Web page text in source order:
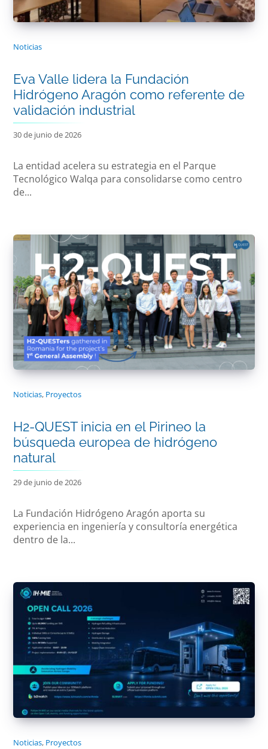
Noticias
Eva Valle lidera la Fundación
Hidrógeno Aragón como referente de
validación industrial
30 de junio de 2026
La entidad acelera su estrategia en el Parque
Tecnológico Walqa para consolidarse como centro
de...
Noticias, Proyectos
H2-QUEST inicia en el Pirineo la
búsqueda europea de hidrógeno
natural
29 de junio de 2026
La Fundación Hidrógeno Aragón aporta su
experiencia en ingeniería y consultoría energética
dentro de la...
Noticias, Proyectos